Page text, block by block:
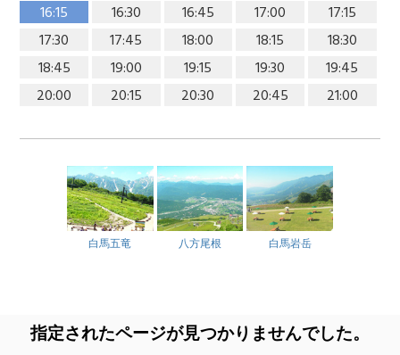
16:15
16:30 16:45 17:00
17:15
17:30
17:45 18:00 18:15
18:30
18:45
19:00 19:15 19:30
19:45
20:00
20:15 20:30 20:45 21:00
白馬五竜 八方尾根 白馬岩岳